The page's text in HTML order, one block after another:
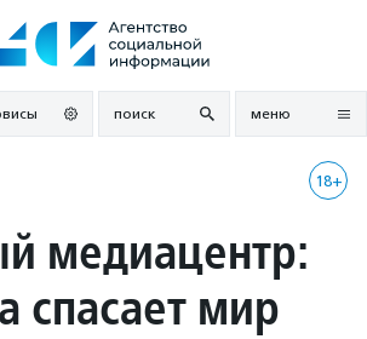
поиск меню
18+
медиацентр:
спасает мир